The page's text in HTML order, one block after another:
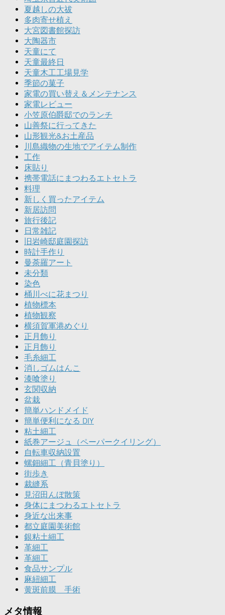
夏越しの大祓
多肉寄せ植え
大宮図書館探訪
大陶器市
天童にて
天童最終日
天童木工工場見学
季節の菓子
家電の買い替え＆メンテナンス
家電レビュー
小笠原伯爵邸でのランチ
山善祭に行ってきた
山形観光&お土産品
川島織物の生地でアイテム制作
工作
床貼り
携帯電話にまつわるエトセトラ
料理
新しく買ったアイテム
新居訪問
旅行後記
日常雑記
旧岩崎邸庭園探訪
時計手作り
曼荼羅アート
未分類
染色
桶川べに花まつり
植物標本
植物観察
横須賀軍港めぐり
正月飾り
正月飾り
毛糸細工
消しゴムはんこ
漆喰塗り
玄関収納
盆栽
簡単ハンドメイド
簡単便利になる DIY
粘土細工
紙巻アージュ（ペーパークイリング）
自転車収納設置
螺鈿細工（青貝塗り）
街歩き
裁縫系
見沼田んぼ散策
身体にまつわるエトセトラ
身近な出来事
都立庭園美術館
銀粘土細工
革細工
革細工
食品サンプル
麻紐細工
黄斑前膜 手術
メタ情報